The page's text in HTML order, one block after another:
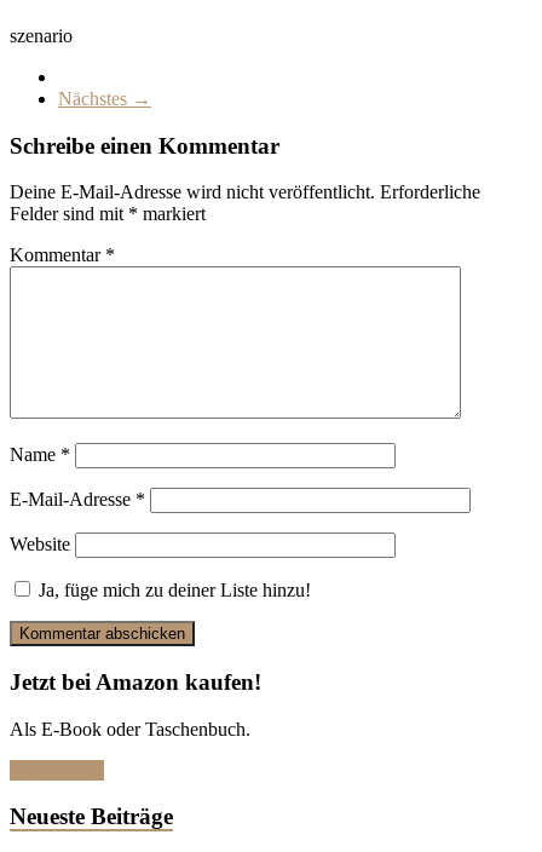
szenario
Nächstes →
Schreibe einen Kommentar
Deine E-Mail-Adresse wird nicht veröffentlicht. Erforderliche
Felder sind mit * markiert
Kommentar *
Name *
E-Mail-Adresse *
Website
Ja, füge mich zu deiner Liste hinzu!
Jetzt bei Amazon kaufen!
Als E-Book oder Taschenbuch.
Neueste Beiträge